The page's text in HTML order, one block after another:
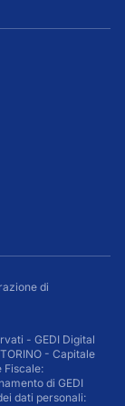
di
- GEDI Digital
- Capitale
Fiscale:
di GEDI
dati personali: